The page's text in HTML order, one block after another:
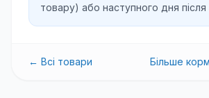
товару) або наступного дня
← Всі товари Більше